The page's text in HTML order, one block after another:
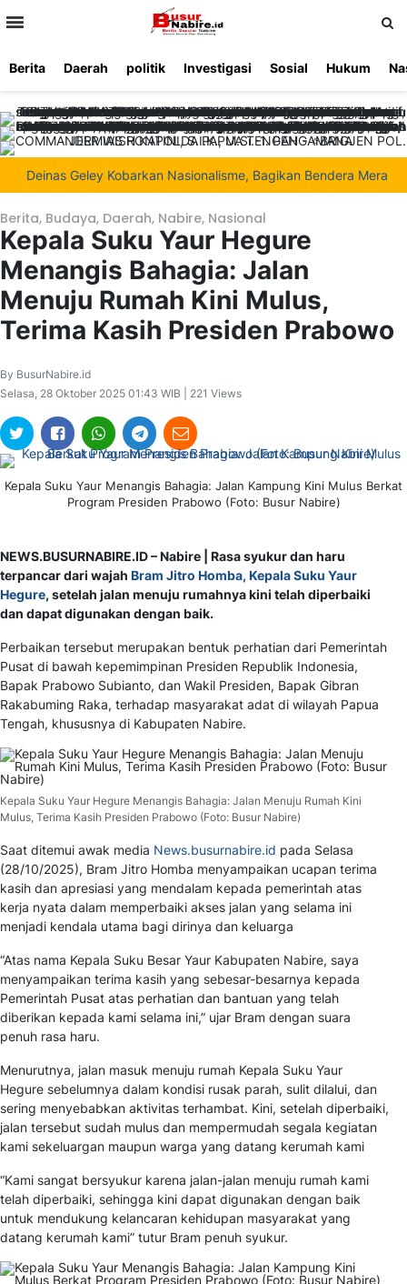
Berita Daerah politik Investigasi Sosial Hukum
Deinas Geley Kobarkan Nasionalisme, Bagikan Bendera Merah
Berita, Budaya, Daerah, Nabire, Nasional
Kepala Suku Yaur Hegure
Menangis Bahagia: Jalan
Menuju Rumah Kini Mulus,
Terima Kasih Presiden Prabowo
By BusurNabire.id
Selasa, 28 Oktober 2025 01:43 WIB | 221 Views
Kepala Suku Yaur Menangis Bahagia: Jalan Kampung Kini Mulus Berkat
Program Presiden Prabowo (Foto: Busur Nabire)
NEWS.BUSURNABIRE.ID – Nabire | Rasa syukur dan haru
terpancar dari wajah Bram Jitro Homba, Kepala Suku Yaur
Hegure, setelah jalan menuju rumahnya kini telah diperbaiki
dan dapat digunakan dengan baik.
Perbaikan tersebut merupakan bentuk perhatian dari Pemerintah
Pusat di bawah kepemimpinan Presiden Republik Indonesia,
Bapak Prabowo Subianto, dan Wakil Presiden, Bapak Gibran
Rakabuming Raka, terhadap masyarakat adat di wilayah Papua
Tengah, khususnya di Kabupaten Nabire.
Kepala Suku Yaur Hegure Menangis Bahagia: Jalan Menuju Rumah Kini
Mulus, Terima Kasih Presiden Prabowo (Foto: Busur Nabire)
Saat ditemui awak media News.busurnabire.id pada Selasa
(28/10/2025), Bram Jitro Homba menyampaikan ucapan terima
kasih dan apresiasi yang mendalam kepada pemerintah atas
kerja nyata dalam memperbaiki akses jalan yang selama ini
menjadi kendala utama bagi dirinya dan keluarga
“Atas nama Kepala Suku Besar Yaur Kabupaten Nabire, saya
menyampaikan terima kasih yang sebesar-besarnya kepada
Pemerintah Pusat atas perhatian dan bantuan yang telah
diberikan kepada kami selama ini,” ujar Bram dengan suara
penuh rasa haru.
Menurutnya, jalan masuk menuju rumah Kepala Suku Yaur
Hegure sebelumnya dalam kondisi rusak parah, sulit dilalui, dan
sering menyebabkan aktivitas terhambat. Kini, setelah diperbaiki,
jalan tersebut sudah mulus dan mempermudah segala kegiatan
kami sekeluargan maupun warga yang datang kerumah kami
“Kami sangat bersyukur karena jalan-jalan menuju rumah kami
telah diperbaiki, sehingga kini dapat digunakan dengan baik
untuk mendukung kelancaran kehidupan masyarakat yang
datang kerumah kami” tutur Bram penuh syukur.